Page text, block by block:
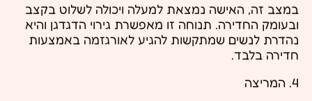
במצב זה, האישה נמצאת למעלה ויכולה לשלוט בקצב
ובעומק החדירה. תנוחה זו מאפשרת גירוי הדגדגן והיא
נהדרת לנשים שמתקשות להגיע לאורגזמה באמצעות
חדירה בלבד.
4. המריצה